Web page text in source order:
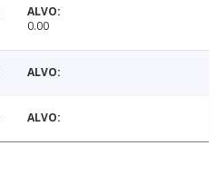
0.00